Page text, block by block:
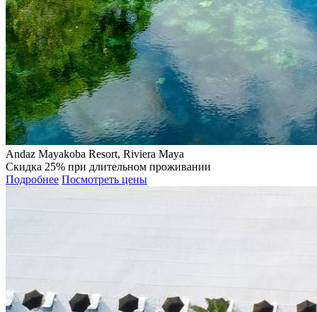
Andaz Mayakoba Resort, Riviera Maya
Скидка 25% при длительном проживании
Подробнее Посмотреть цены